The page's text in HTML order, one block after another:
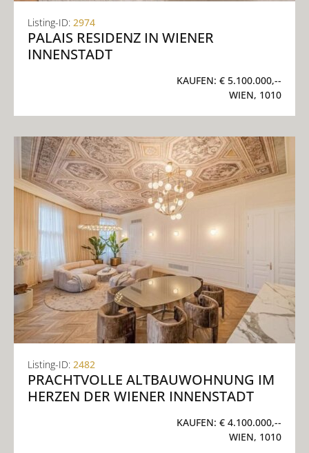
Listing-ID: 2974
PALAIS RESIDENZ IN WIENER
INNENSTADT
KAUFEN: € 5.100.000,--
WIEN, 1010
Listing-ID: 2482
PRACHTVOLLE ALTBAUWOHNUNG IM
HERZEN DER WIENER INNENSTADT
KAUFEN: € 4.100.000,--
WIEN, 1010